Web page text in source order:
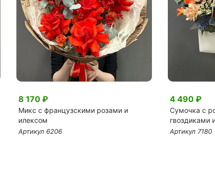
8 170 ₽
Микс с французскими розами и
илексом
Артикул 6206
4 490 ₽
Сумочка с
гвоздиками
Артикул 7180